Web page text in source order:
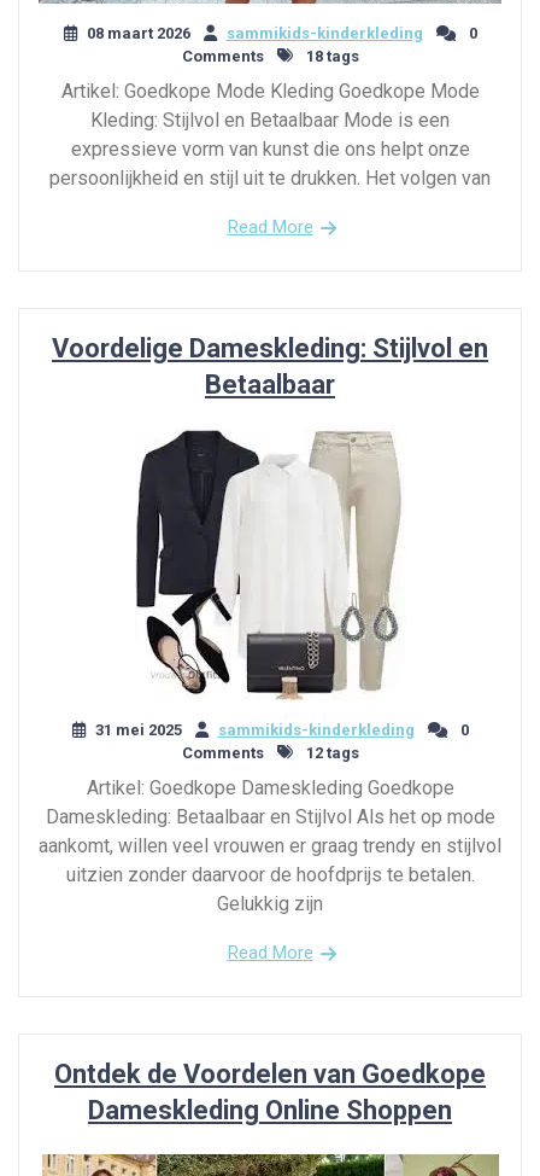
08 maart 2026 sammikids-kinderkleding
0
Comments
18 tags
Artikel: Goedkope Mode Kleding Goedkope Mode
Kleding: Stijlvol en Betaalbaar Mode is een
expressieve vorm van kunst die ons helpt onze
persoonlijkheid en stijl uit te drukken. Het volgen van
Read More
Voordelige Dameskleding: Stijlvol en
Betaalbaar
31 mei 2025 sammikids-kinderkleding
0
Comments
12 tags
Artikel: Goedkope Dameskleding Goedkope
Dameskleding: Betaalbaar en Stijlvol Als het op mode
aankomt, willen veel vrouwen er graag trendy en stijlvol
uitzien zonder daarvoor de hoofdprijs te betalen.
Gelukkig zijn
Read More
Ontdek de Voordelen van Goedkope
Dameskleding Online Shoppen